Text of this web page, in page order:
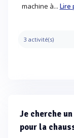
machine à... Lire
3 activité(s)
Je cherche
pour la